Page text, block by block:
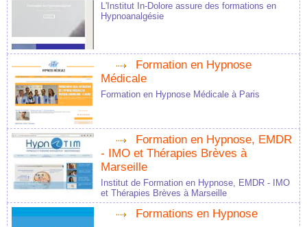
L'Institut In-Dolore assure des formations en
Hypnoanalgésie
Formation en Hypnose
Médicale
Formation en Hypnose Médicale à Paris
Formation en Hypnose, EMDR
- IMO et Thérapies Brèves à
Marseille
Institut de Formation en Hypnose, EMDR - IMO
et Thérapies Brèves à Marseille
Formations en Hypnose